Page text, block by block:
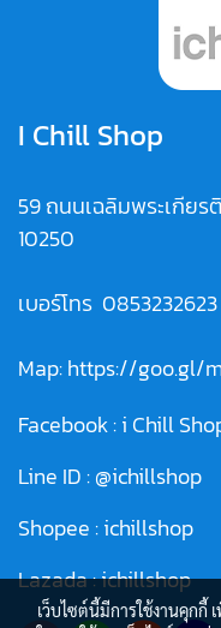
I Chill Shop
59 ถนนเฉลิมพระเกียร
10250
เบอร์โทร 0853232623
Map:https://goo.gl/
Facebook :i Chill
Line ID :@ichillshop
Shopee :ichillshop
Lazada :ichillshop
เว็บไซต์นี้มีการใช้งานคุก